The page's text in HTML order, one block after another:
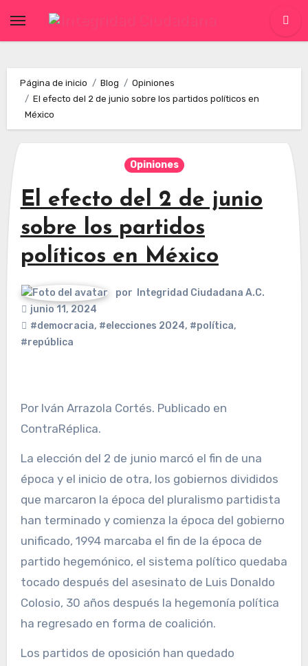
Página de inicio Blog
Opiniones
El efecto del 2 de junio sobre los partidos políticos en
México
Opiniones
El efecto del 2 de junio
sobre los partidos
políticos en México
por
Integridad Ciudadana A.C.
junio 11, 2024
#democracia, #elecciones 2024, #política,
#república
Por Iván Arrazola Cortés. Publicado en
ContraRéplica.
La elección del 2 de junio marcó el fin de una
época y el inicio de otra, los gobiernos divididos
que marcaron la época del pluralismo partidista
han terminado y comienza la época del gobierno
unificado, 1994 marcaba el fin de la época de
partido hegemónico, el sistema político quedaba
tocado después del asesinato de Luis Donaldo
Colosio, 30 años después la hegemonía política
ha regresado en forma de coalición.
Los partidos de oposición han quedado